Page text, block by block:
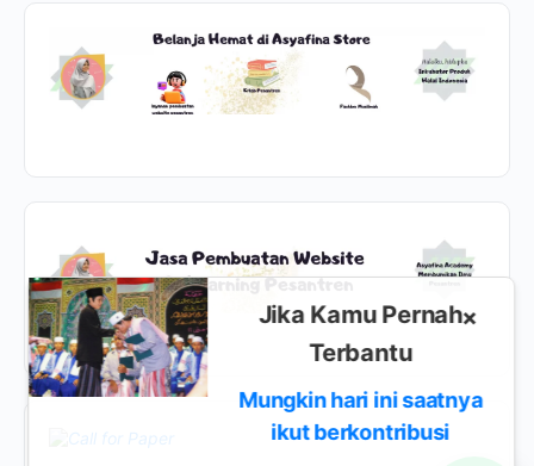
×
Jika Kamu Pernah
Terbantu
Mungkin hari ini saatnya
ikut berkontribusi